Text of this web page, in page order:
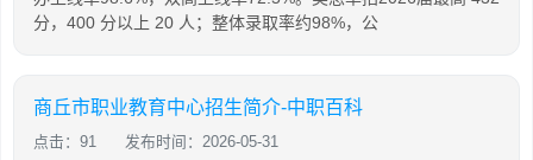
分，400 分以上 20 人；整体录取率约98%，公
商丘市职业教育中心招生简介-中职百科
点击：91 发布时间：2026-05-31